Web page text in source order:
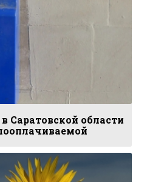
Саратовской области